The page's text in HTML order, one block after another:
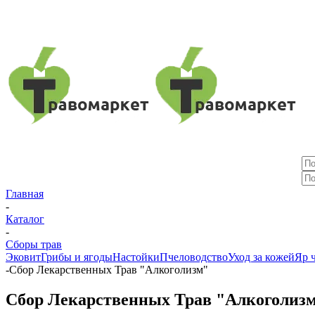
Главная
-
Каталог
-
Сборы трав
ЭковитГрибы и ягодыНастойкиПчеловодствоУход за кожейЯр
-Сбор Лекарственных Трав "Алкоголизм"
Сбор Лекарственных Трав